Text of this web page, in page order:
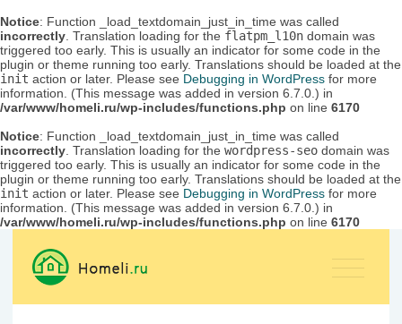
Notice: Function _load_textdomain_just_in_time was called
incorrectly . Translation loading for the flatpm_l10n domain was
triggered too early. This is usually an indicator for some code in the
plugin or theme running too early. Translations should be loaded at the
init action or later. Please see Debugging in WordPress for more
information. (This message was added in version 6.7.0.) in
/var/www/homeli.ru/wp-includes/functions.php on line 6170
Notice: Function _load_textdomain_just_in_time was called
incorrectly . Translation loading for the wordpress-seo domain was
triggered too early. This is usually an indicator for some code in the
plugin or theme running too early. Translations should be loaded at the
init action or later. Please see Debugging in WordPress for more
information. (This message was added in version 6.7.0.) in
/var/www/homeli.ru/wp-includes/functions.php on line 6170